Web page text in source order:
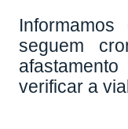
seguem
verificar a